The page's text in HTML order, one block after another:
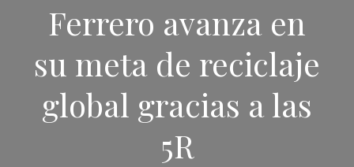
Ferrero avanza en
su meta de reciclaje
global gracias a las
5R